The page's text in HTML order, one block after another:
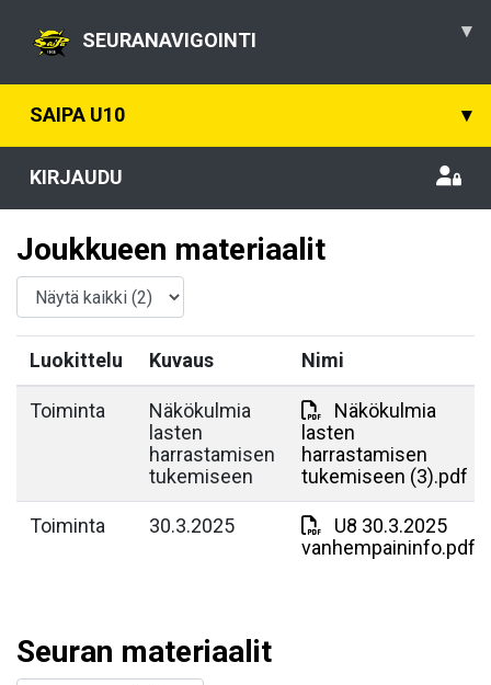
SEURANAVIGOINTI ▾
SAIPA U10 ▾
KIRJAUDU
Joukkueen materiaalit
Luokittelu Kuvaus Nimi
Toiminta
Näkökulmia
lasten
harrastamisen
tukemiseen
Näkökulmia
lasten
harrastamisen
tukemiseen (3).pdf
Toiminta 30.3.2025
U8 30.3.2025
vanhempaininfo.pdf
Seuran materiaalit